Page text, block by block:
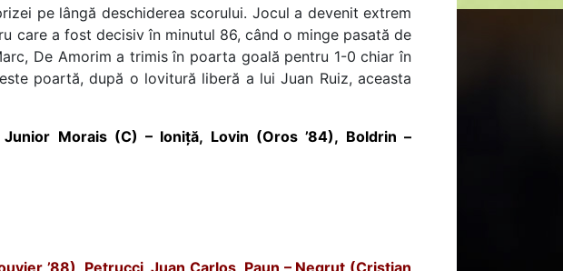
pe lângă deschiderea scorului. Jocul a devenit extrem
care a fost decisiv în minutul 86, când o minge pasată de
De Amorim a trimis în poarta goală pentru 1-0 chiar în
poartă, după o lovitură liberă a lui Juan Ruiz, aceasta
Morais (C) – Ioniţă, Lovin (Oros ’84), Boldrin –